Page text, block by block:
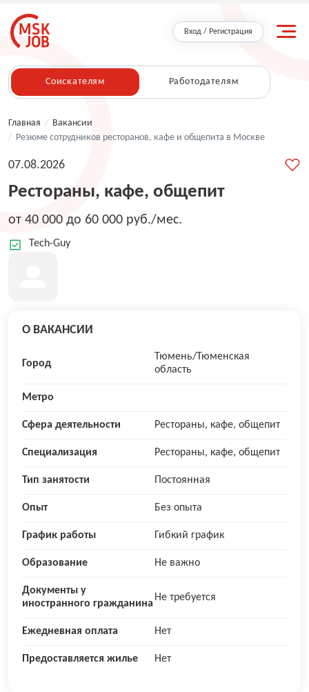
Вход / Регистрация
Соискателям Работодателям
Главная / Вакансии
/ Резюме сотрудников ресторанов, кафе и общепита в Москве
Рестораны, кафе, общепит
07.08.2026
от 40 000 до 60 000 руб./мес.
Tech-Guy
О ВАКАНСИИ
Город
Тюмень/Тюменская
область
Метро
Сфера деятельности Рестораны, кафе, общепит
Специализация Рестораны, кафе, общепит
Тип занятости Постоянная
Опыт Без опыта
График работы Гибкий график
Образование Не важно
Документы у
иностранного гражданина
Не требуется
Ежедневная оплата Нет
Предоставляется жилье Нет